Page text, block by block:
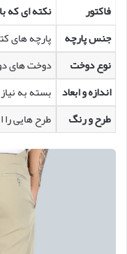
فاکتور
نکته ای که
جنس پارچه
پارچه های
نوع دوخت
دوخت های
اندازه و ابعاد بسته به
طرح و رنگ
طرح هایی